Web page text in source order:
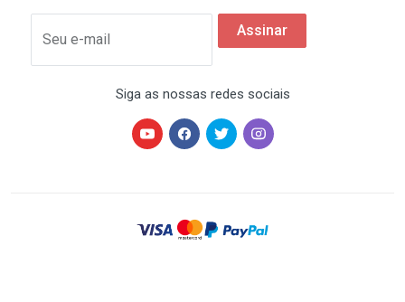
Seu e-mail
Assinar
Siga as nossas redes sociais